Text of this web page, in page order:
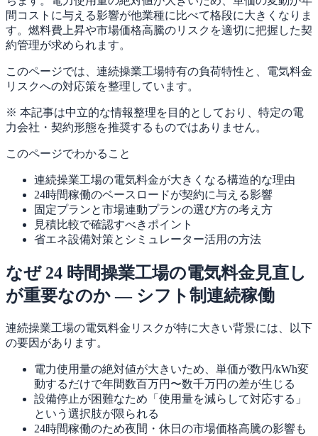
間コストに与える影響が他業種に比べて格段に大きくなりま
す。燃料費上昇や市場価格高騰のリスクを適切に把握した契
約管理が求められます。
このページでは、連続操業工場特有の負荷特性と、電気料金
リスクへの対応策を整理しています。
※ 本記事は中立的な情報整理を目的としており、特定の電
力会社・契約形態を推奨するものではありません。
このページでわかること
連続操業工場の電気料金が大きくなる構造的な理由
24時間稼働のベースロードが契約に与える影響
固定プランと市場連動プランの選び方の考え方
見積比較で確認すべきポイント
省エネ設備対策とシミュレーター活用の方法
なぜ 24 時間操業工場の電気料金見直し
が重要なのか — シフト制連続稼働
連続操業工場の電気料金リスクが特に大きい背景には、以下
の要因があります。
電力使用量の絶対値が大きいため、単価が数円/kWh変
動するだけで年間数百万円〜数千万円の差が生じる
設備停止が困難なため「使用量を減らして対応する」
という選択肢が限られる
24時間稼働のため夜間・休日の市場価格高騰の影響も